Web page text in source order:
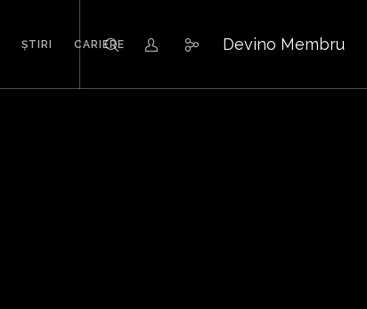
Devino Membru
ȘTIRI CARIERE